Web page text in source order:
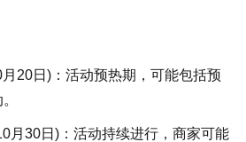
20日)：活动预热期，可能包括预
月30日)：活动持续进行，商家可能